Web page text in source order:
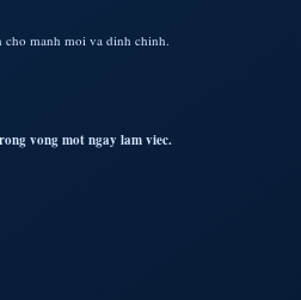
cho manh moi va dinh chinh.
vong mot ngay lam viec.